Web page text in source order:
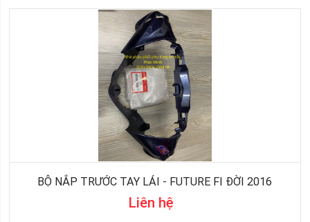
BỘ NẮP TRƯỚC TAY LÁI - FUTURE FI ĐỜI 2016
Liên hệ